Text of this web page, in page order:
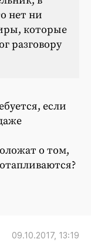
нет ни
которые
разговору
если
о том,
09.10.2017, 13:19